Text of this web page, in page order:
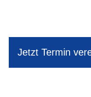
Jetzt Termin